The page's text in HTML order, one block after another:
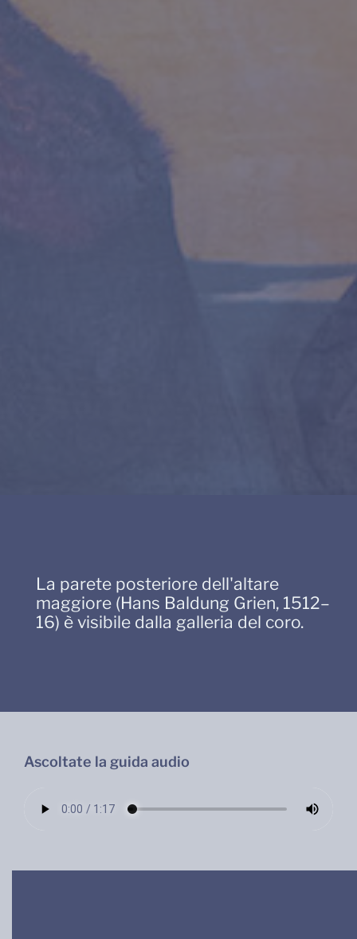
La parete posteriore dell'altare
maggiore (Hans Baldung Grien, 1512–
16) è visibile dalla galleria del coro.
Ascoltate la guida audio